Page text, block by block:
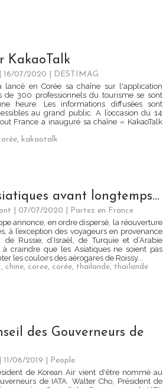
KakaoTalk
| 16/07/2020
DESTIMAG
lancé en Corée sa chaîne sur l'application
de 300 professionnels du tourisme se sont
heure. Les informations diffusées sont
au grand public. A l’occasion du 14
France a inauguré sa chaîne « KakaoTalk
, kakaotalk
avant longtemps...
| 07/07/2020
Partez en France
annonce, en ordre dispersé, la réouverture
à l’exception des voyageurs en provenance
de Russie, d’Israël, de Turquie et d’Arabie
à craindre que les Asiatiques ne soient pas
les couloirs des aérogares de Roissy...
, chine, coree, corée, thailande, thaïlande
des Gouverneurs de
| 11/06/2019
People
de Korean Air vient d'être nommé au
de IATA. Walter Cho, Président de